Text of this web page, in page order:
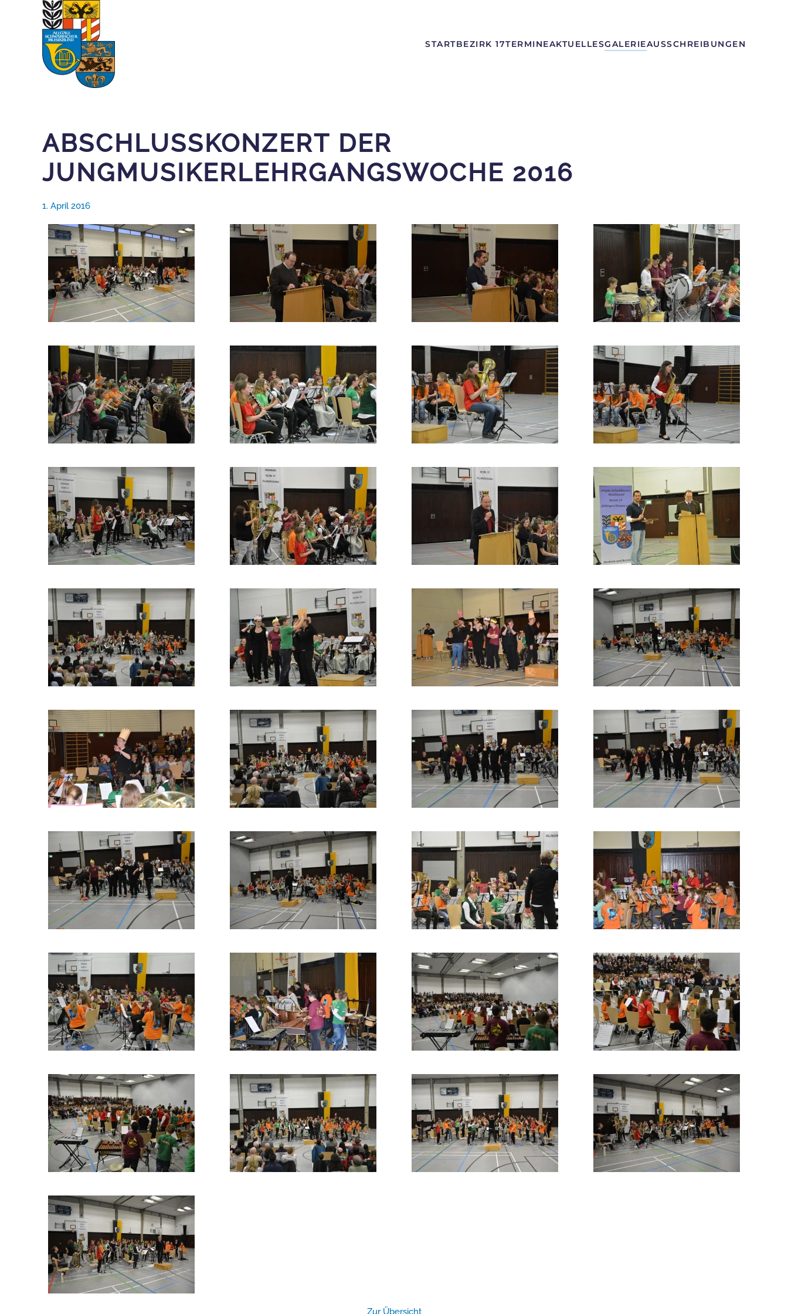
Zum Hauptinhalt springen
STARTBEZIRK 17TERMINEAKTUELLESGALERIEAUSSCHREIBUNGEN
ABSCHLUSSKONZERT DER
JUNGMUSIKERLEHRGANGSWOCHE 2016
1. April 2016
Zur Übersicht